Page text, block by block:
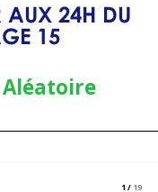
24H DU
15
Aléatoire
1/ 19